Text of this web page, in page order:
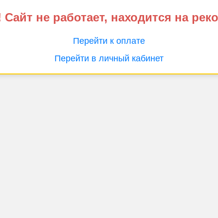
не работает, находится на
Перейти к оплате
Перейти в личный кабинет